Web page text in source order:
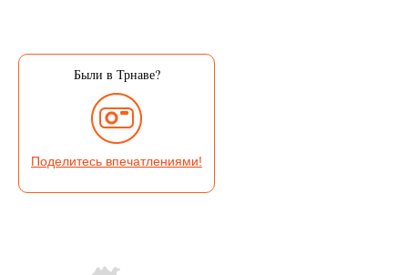
Были в Трнаве?
Поделитесь впечатлениями!